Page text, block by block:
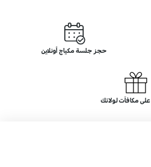
حجز جلسة مكياج أونلاين
مكافآت لولائك